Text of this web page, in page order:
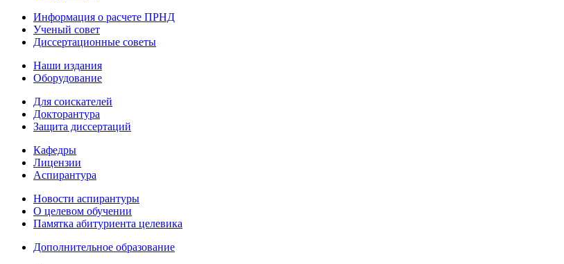
Информация о расчете ПРНД
Ученый совет
Диссертационные советы
Наши издания
Оборудование
Для соискателей
Докторантура
Защита диссертаций
Кафедры
Лицензии
Аспирантура
Новости аспирантуры
О целевом обучении
Памятка абитуриента целевика
Дополнительное образование